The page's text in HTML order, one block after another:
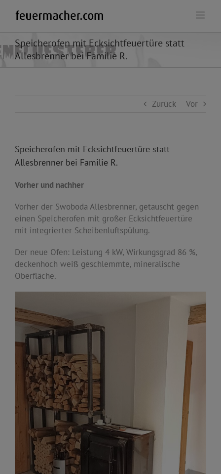
Inhalt
Speicherofen mit Ecksichtfeuertüre statt
Allesbrenner bei Familie R.
Zurück Vor
Speicherofen mit Ecksichtfeuertüre statt
Allesbrenner bei Familie R.
Vorher und nachher
Vorher der Swoboda Allesbrenner, getauscht gegen
einen Speicherofen mit großer Ecksichtfeuertüre
mit integrierter Scheibenluftspülung.
Der neue Ofen: Leistung 4 kW, Wirkungsgrad 86 %,
deckenhoch weiß geschlemmte, mineralische
Oberfläche.